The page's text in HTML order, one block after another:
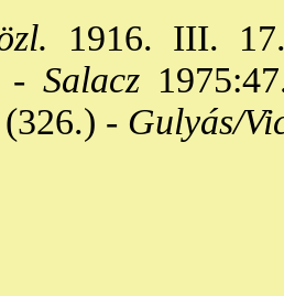
1916. III.
- Salacz
- Gulyás/